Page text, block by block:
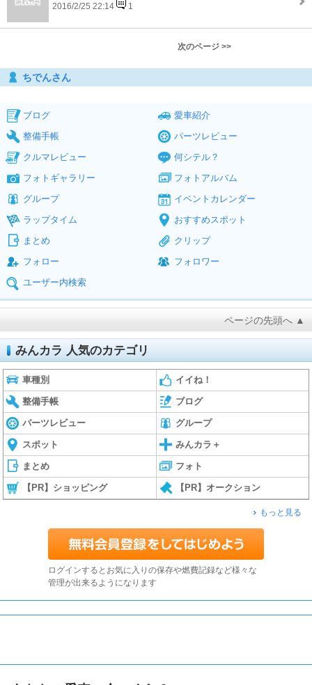
2016/2/25 22:14 1
次のページ >>
ちでんさん
ブログ
愛車紹介
整備手帳
パーツレビュー
クルマレビュー
何シテル？
フォトギャラリー
フォトアルバム
グループ
イベントカレンダー
ラップタイム
おすすめスポット
まとめ
クリップ
フォロー
フォロワー
ユーザー内検索
ページの先頭へ ▲
みんカラ 人気のカテゴリ
車種別 イイね！
整備手帳 ブログ
パーツレビュー グループ
スポット みんカラ＋
まとめ フォト
【PR】ショッピング 【PR】オークション
もっと見る
ログインするとお気に入りの保存や燃費記録など様々な
管理が出来るようになります